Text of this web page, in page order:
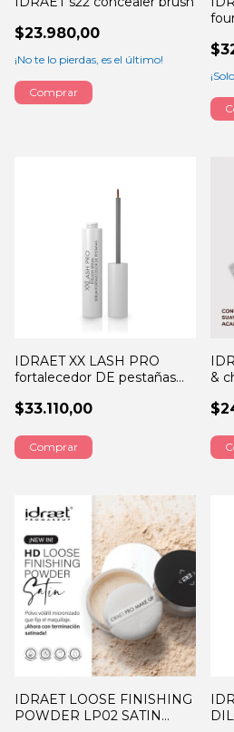
$23.980,00
¡No te lo pierdas, es el último!
IDRAET XX LASH PRO
fortalecedor DE pestañas
$33.110,00
&
IDRAET LOOSE FINISHING
POWDER LP02 SATIN